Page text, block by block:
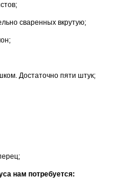
сваренных вкрутую;
Достаточно пяти штук;
нам потребуется: